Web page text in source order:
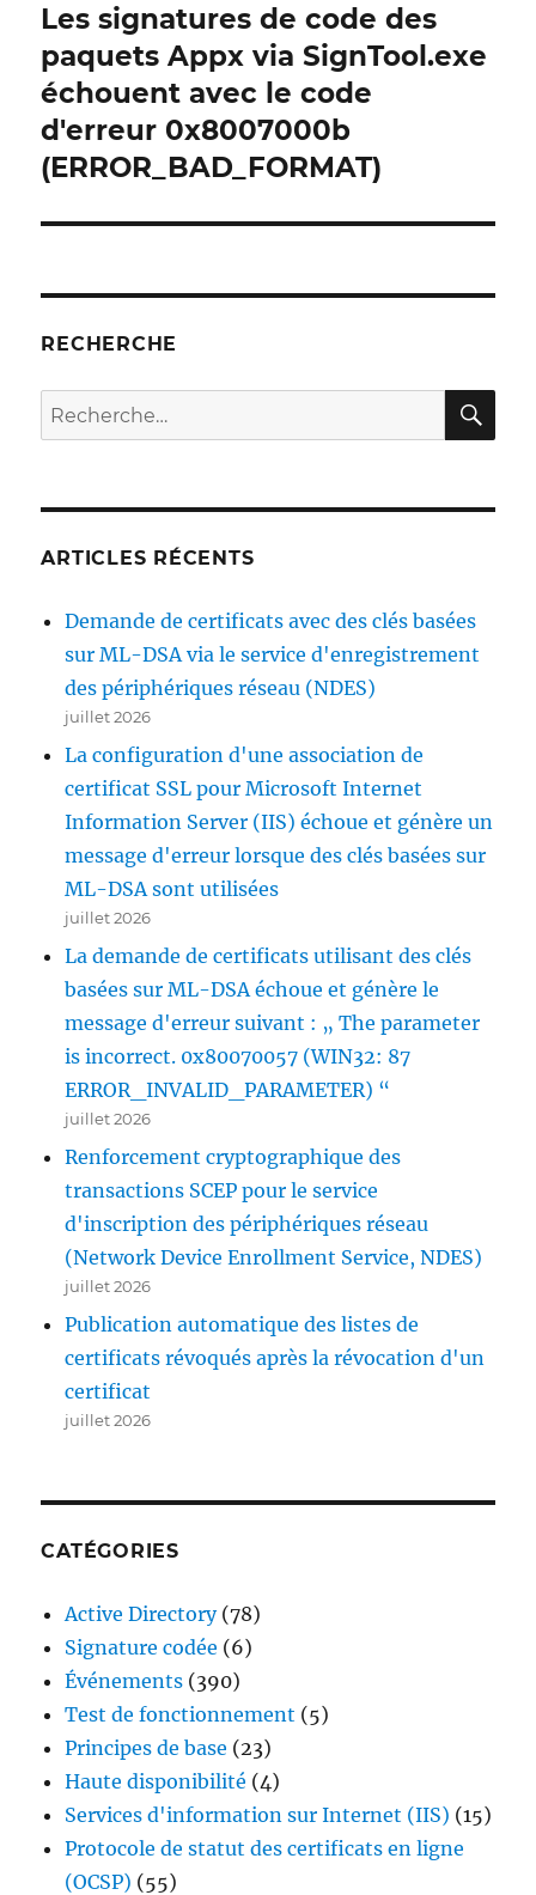
Publication
suivante :
Les signatures de code des
paquets Appx via SignTool.exe
échouent avec le code
d'erreur 0x8007000b
(ERROR_BAD_FORMAT)
RECHERCHE
Recherche
pour :
ARTICLES RÉCENTS
Demande de certificats avec des clés basées
sur ML-DSA via le service d'enregistrement
des périphériques réseau (NDES)
juillet 2026
La configuration d'une association de
certificat SSL pour Microsoft Internet
Information Server (IIS) échoue et génère un
message d'erreur lorsque des clés basées sur
ML-DSA sont utilisées
juillet 2026
La demande de certificats utilisant des clés
basées sur ML-DSA échoue et génère le
message d'erreur suivant : „ The parameter
is incorrect. 0x80070057 (WIN32: 87
ERROR_INVALID_PARAMETER) “
juillet 2026
Renforcement cryptographique des
transactions SCEP pour le service
d'inscription des périphériques réseau
(Network Device Enrollment Service, NDES)
juillet 2026
Publication automatique des listes de
certificats révoqués après la révocation d'un
certificat
juillet 2026
CATÉGORIES
Active Directory(78)
Signature codée (6)
Événements (390)
Test de fonctionnement (5)
Principes de base (23)
Haute disponibilité (4)
Services d'information sur Internet (IIS) (15)
Protocole de statut des certificats en ligne
(OCSP) (55)